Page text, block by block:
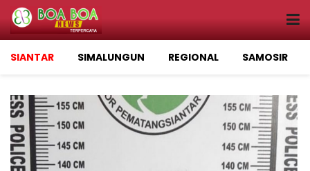
SIANTAR SIMALUNGUN REGIONAL SAMOSIR